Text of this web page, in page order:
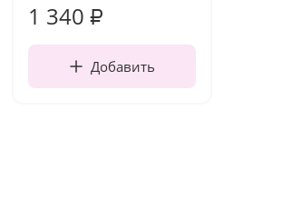
1 340 ₽
Добавить